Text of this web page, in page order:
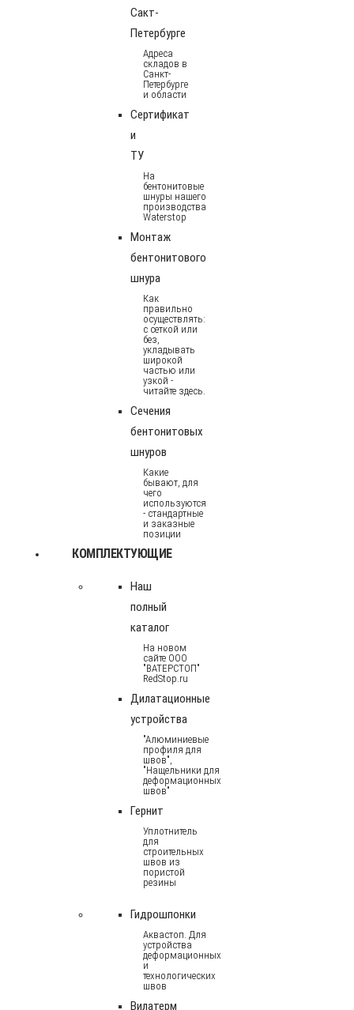
Сакт-
Петербурге
Адреса
складов в
Санкт-
Петербурге
и области
Сертификат
и
ТУ
На
бентонитовые
шнуры нашего
производства
Waterstop
Монтаж
бентонитового
шнура
Как
правильно
осуществлять:
с сеткой или
без,
укладывать
широкой
частью или
узкой -
читайте здесь.
Сечения
бентонитовых
шнуров
Какие
бывают, для
чего
используются
- стандартные
и заказные
позиции
КОМПЛЕКТУЮЩИЕ
Наш
полный
каталог
На новом
сайте ООО
"ВАТЕРСТОП"
RedStop.ru
Дилатационные
устройства
"Алюминиевые
профиля для
швов",
"Нащельники для
деформационных
швов"
Гернит
Уплотнитель
для
строительных
швов из
пористой
резины
Гидрошпонки
Аквастоп. Для
устройства
деформационных
и
технологических
швов
Вилатерм